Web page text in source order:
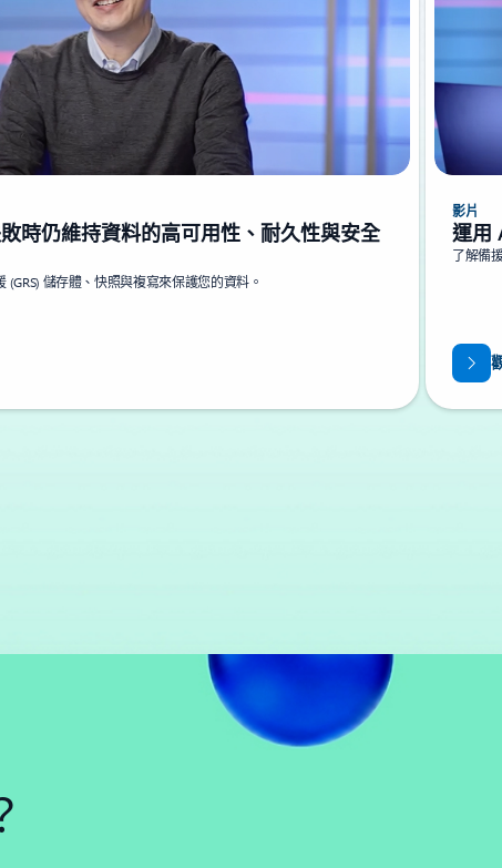
時仍維持資料的高可用性、耐久性與安全
(GRS) 儲存體、快照與複寫來保護您的資料。
影片
運用
了解備